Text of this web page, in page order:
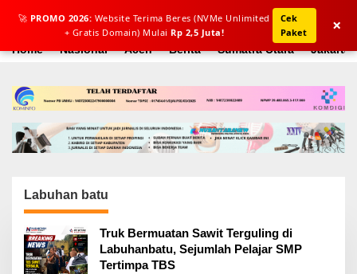
🚀 PROMO 2026: Website Terima Beres (NVMe Unlimited
+ Gratis Domain) Mulai Rp 2,5 Juta!
Cek
Paket
×
Home Nasional Aceh Berita Sumatra Utara Jakarta
Labuhan batu
Truk Bermuatan Sawit Terguling di
Labuhanbatu, Sejumlah Pelajar SMP
Tertimpa TBS